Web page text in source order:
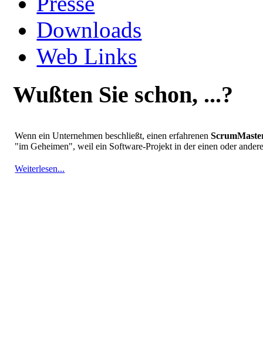
Downloads
Web Links
Wußten Sie schon, ...?
Wenn ein Unternehmen beschließt, einen erfahrenen
"im Geheimen", weil ein Software-Projekt in der einen oder
Weiterlesen...